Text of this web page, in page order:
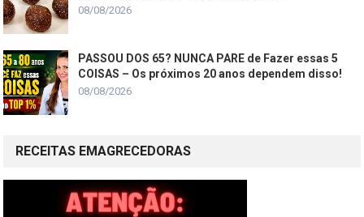
08/08/2026
PASSOU DOS 65? NUNCA PARE de Fazer essas 5
COISAS – Os próximos 20 anos dependem disso!
08/08/2026
RECEITAS EMAGRECEDORAS